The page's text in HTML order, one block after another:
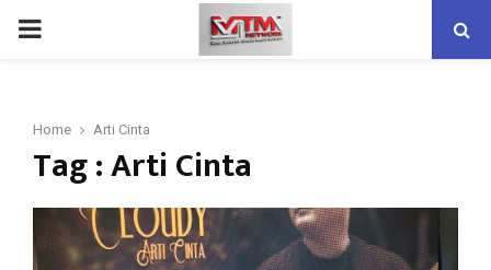
PRIMARY
Home Arti Cinta
Tag : Arti Cinta